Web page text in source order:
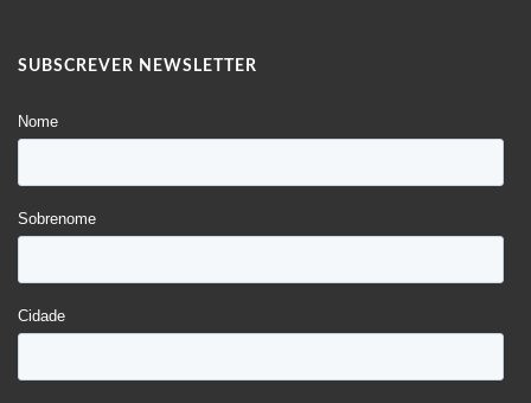
SUBSCREVER NEWSLETTER